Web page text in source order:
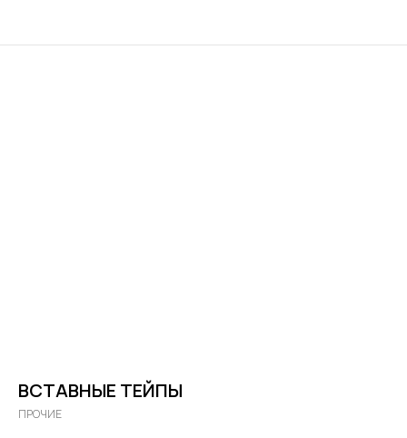
ВСТАВНЫЕ ТЕЙПЫ
ПРОЧИЕ